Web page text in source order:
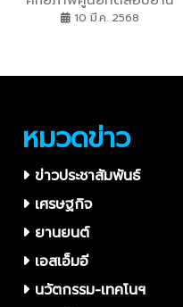
ยนต์เชื่อมต่อและขับขี่
ยนต์ ขับเคลื่อนเศรษฐกิจ
10 มี.ค. 2568
หมวดข่าว
ข่าวประชาสัมพันธ์
เศรษฐกิจ
ยานยนต์
เอสเอ็มอี
นวัตกรรม-เทคโนฯ